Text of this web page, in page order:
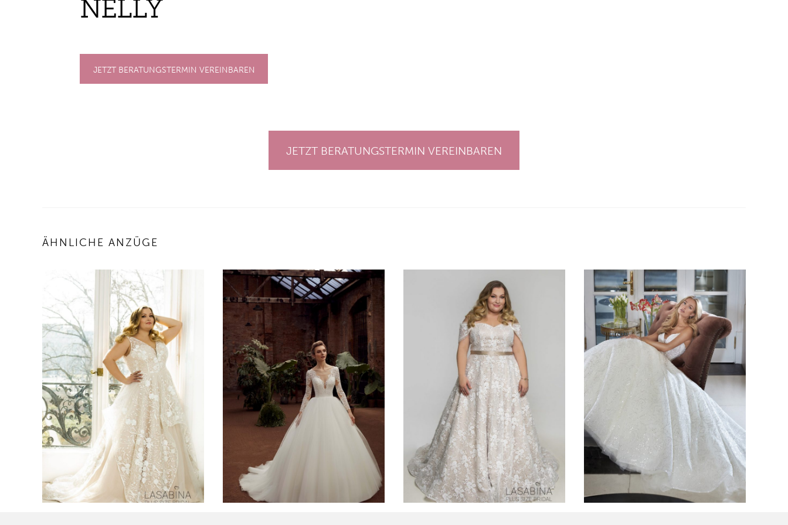
NEL­LY
JETZT BERATUNGSTERMIN VEREINBAREN
JETZT BERATUNGSTERMIN VEREINBAREN
ÄHNLICHE ANZÜGE